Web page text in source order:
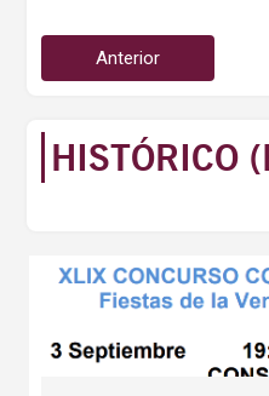
Anterior
HISTÓRICO